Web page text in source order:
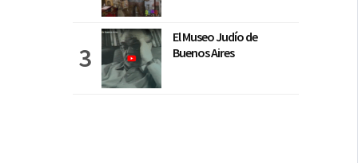
El Museo Judío de
Buenos Aires